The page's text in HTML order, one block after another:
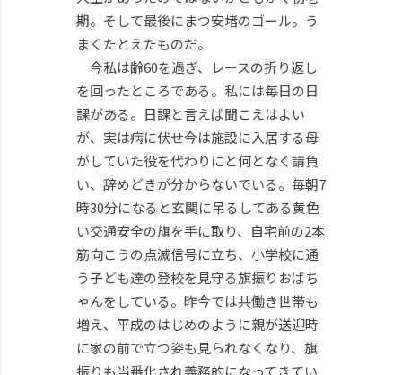
期。そして最後にまつ安堵のゴール。う
まくたとえたものだ。
今私は齢60を過ぎ、レースの折り返し
を回ったところである。私には毎日の日
課がある。日課と言えば聞こえはよい
が、実は病に伏せ今は施設に入居する母
がしていた役を代わりにと何となく請負
い、辞めどきが分からないでいる。毎朝7
時30分になると玄関に吊るしてある黄色
い交通安全の旗を手に取り、自宅前の2本
筋向こうの点滅信号に立ち、小学校に通
う子ども達の登校を見守る旗振りおばち
ゃんをしている。昨今では共働き世帯も
増え、平成のはじめのように親が送迎時
に家の前で立つ姿も見られなくなり、旗
振りも当番化され義務的になってきてい